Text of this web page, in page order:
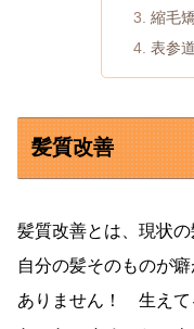
縮毛
表参
髪質改善
髪質改善とは、現状
自分の髪そのものが
ありません！ 生えて